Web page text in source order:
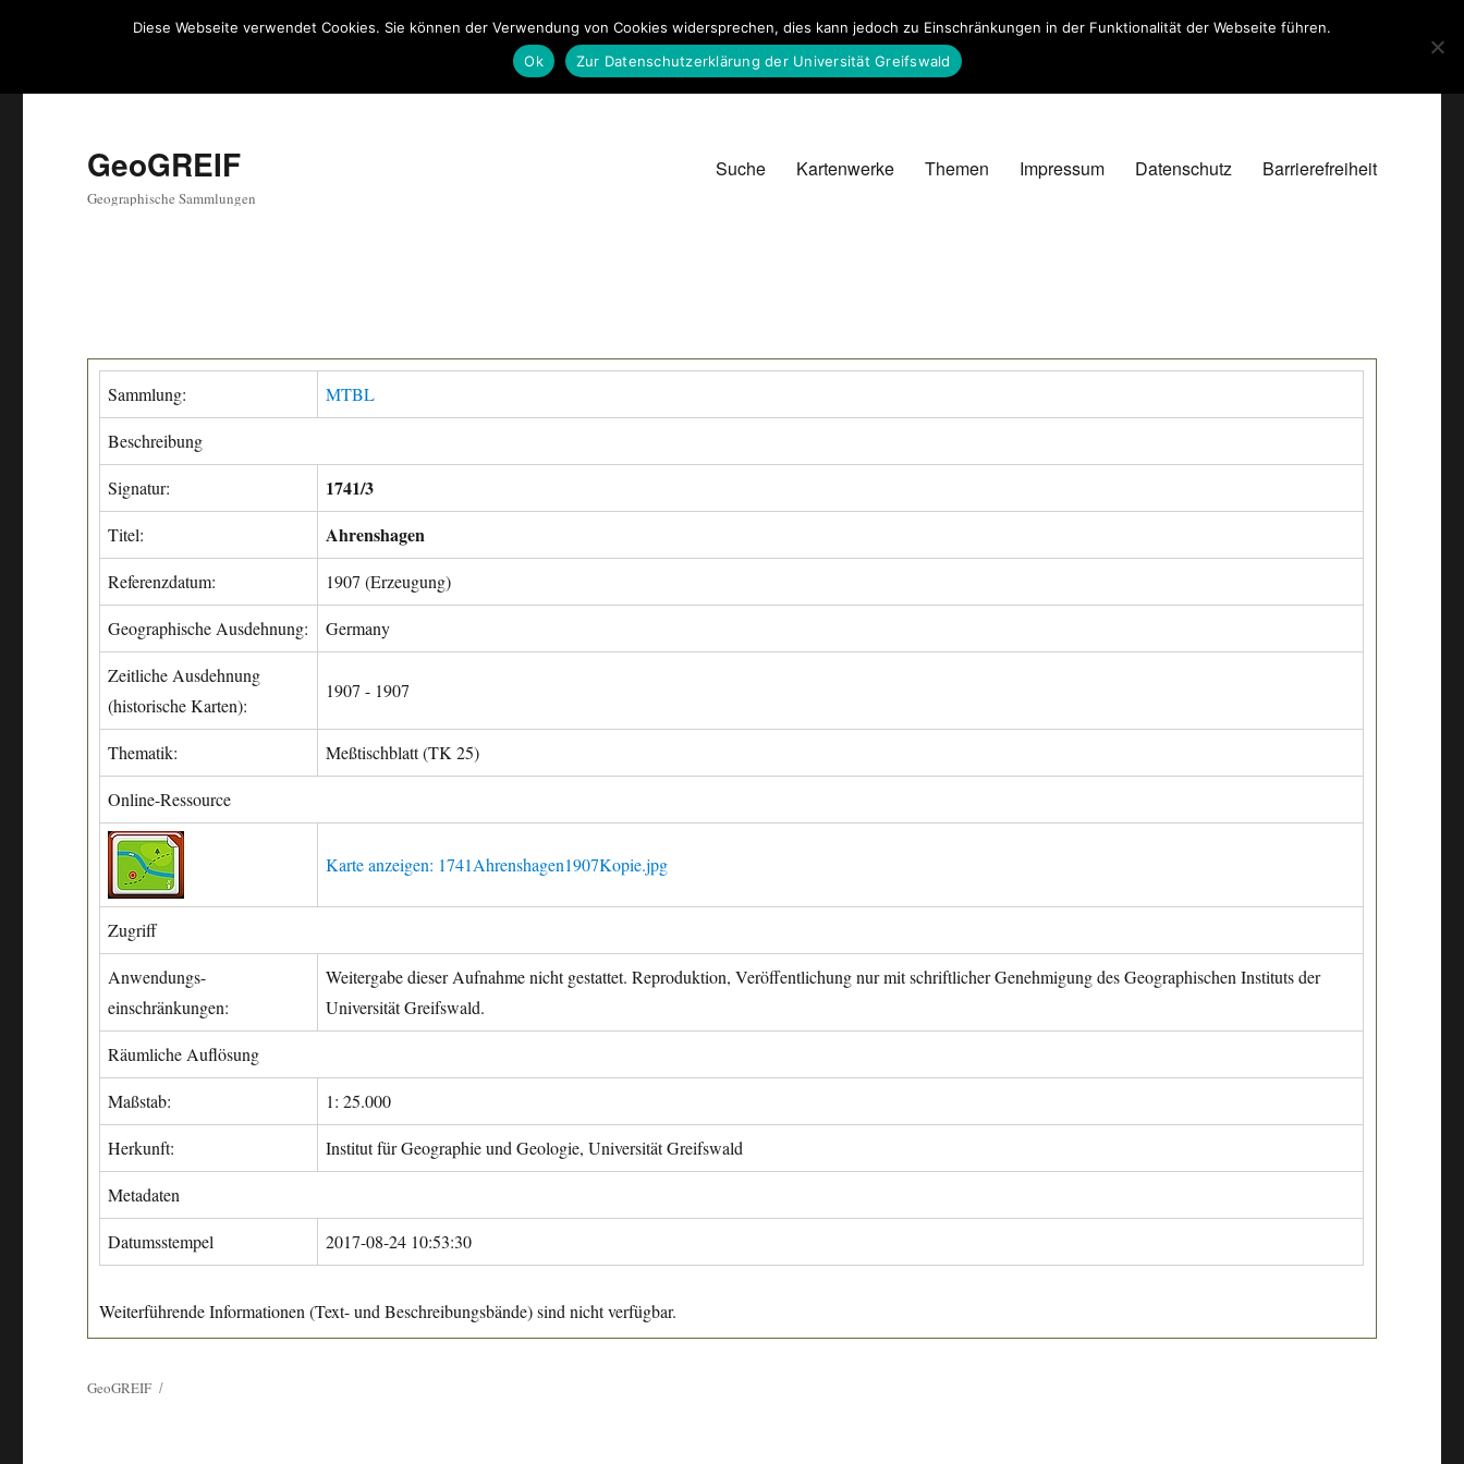
GeoGREIF
Geographische Sammlungen
Suche Kartenwerke Themen Impressum Datenschutz Barrierefreiheit
Sammlung: MTBL
Beschreibung
Signatur: 1741/3
Titel: Ahrenshagen
Referenzdatum: 1907 (Erzeugung)
Geographische Ausdehnung: Germany
Zeitliche Ausdehnung
(historische Karten):
1907 - 1907
Thematik: Meßtischblatt (TK 25)
Online-Ressource
Karte anzeigen: 1741Ahrenshagen1907Kopie.jpg
Zugriff
Anwendungs-
einschränkungen:
Weitergabe dieser Aufnahme nicht gestattet. Reproduktion, Veröffentlichung nur mit schriftlicher Genehmigung des Geographischen Instituts der
Universität Greifswald.
Räumliche Auflösung
Maßstab: 1: 25.000
Herkunft: Institut für Geographie und Geologie, Universität Greifswald
Metadaten
Datumsstempel 2017-08-24 10:53:30
Weiterführende Informationen (Text- und Beschreibungsbände) sind nicht verfügbar.
GeoGREIF
Diese Webseite verwendet Cookies. Sie können der Verwendung von Cookies widersprechen, dies kann jedoch zu Einschränkungen in der Funktionalität der Webseite führen.
Ok
Zur Datenschutzerklärung der Universität Greifswald